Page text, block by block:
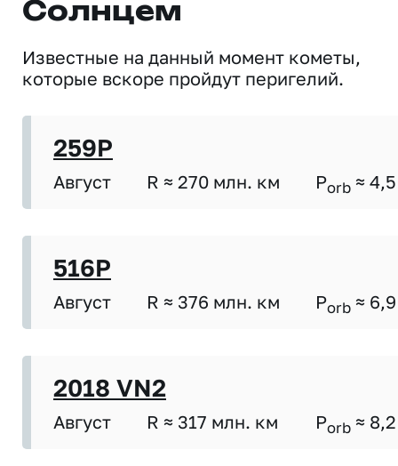
Солнцем
Известные на данный момент кометы,
которые вскоре пройдут перигелий.
259P
Август R ≈ 270 млн. км Porb ≈ 4,5
516P
Август R ≈ 376 млн. км Porb ≈ 6,9
2018 VN2
Август R ≈ 317 млн. км Porb ≈ 8,2